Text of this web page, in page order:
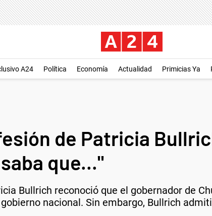
A24 Política Economía Actualidad Primicias Ya
de Patricia
que..."
Bullrich reconoció que el gobernador de
nacional. Sin embargo, Bullrich